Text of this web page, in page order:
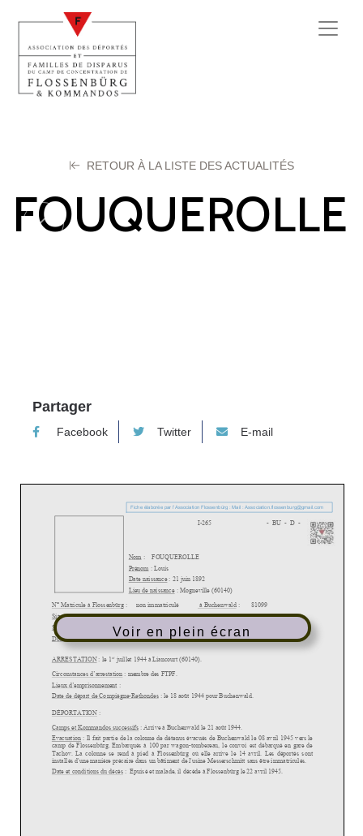
RETOUR À LA LISTE DES ACTUALITÉS
FOUQUEROLLE
Partager
Facebook Twitter E-mail
Voir en plein écran